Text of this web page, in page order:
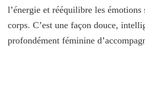
l’énergie et rééquilibre les émotions
corps. C’est une façon douce,
profondément féminine